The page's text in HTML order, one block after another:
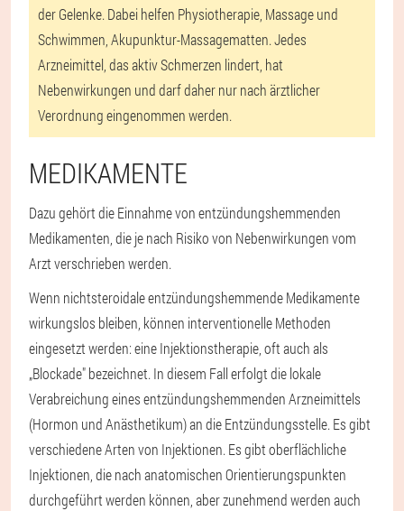
der Gelenke. Dabei helfen Physiotherapie, Massage und
Schwimmen, Akupunktur-Massagematten. Jedes
Arzneimittel, das aktiv Schmerzen lindert, hat
Nebenwirkungen und darf daher nur nach ärztlicher
Verordnung eingenommen werden.
MEDIKAMENTE
Dazu gehört die Einnahme von entzündungshemmenden
Medikamenten, die je nach Risiko von Nebenwirkungen vom
Arzt verschrieben werden.
Wenn nichtsteroidale entzündungshemmende Medikamente
wirkungslos bleiben, können interventionelle Methoden
eingesetzt werden: eine Injektionstherapie, oft auch als
„Blockade" bezeichnet. In diesem Fall erfolgt die lokale
Verabreichung eines entzündungshemmenden Arzneimittels
(Hormon und Anästhetikum) an die Entzündungsstelle. Es gibt
verschiedene Arten von Injektionen. Es gibt oberflächliche
Injektionen, die nach anatomischen Orientierungspunkten
durchgeführt werden können, aber zunehmend werden auch